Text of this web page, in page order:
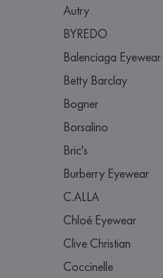
Autry
BYREDO
Balenciaga Eyewear
Betty Barclay
Bogner
Borsalino
Bric's
Burberry Eyewear
C.ALLA
Chloé Eyewear
Clive Christian
Coccinelle